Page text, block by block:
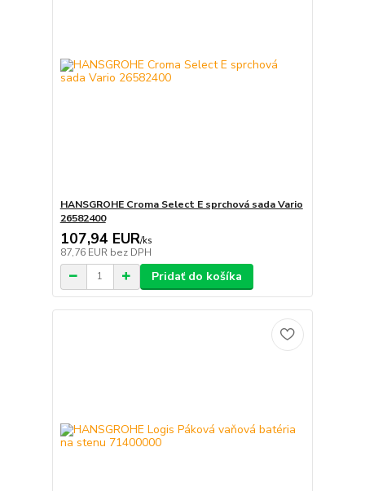
HANSGROHE Croma Select E sprchová sada Vario
26582400
107,94 EUR/ks
87,76 EUR bez DPH
Pridať do košíka